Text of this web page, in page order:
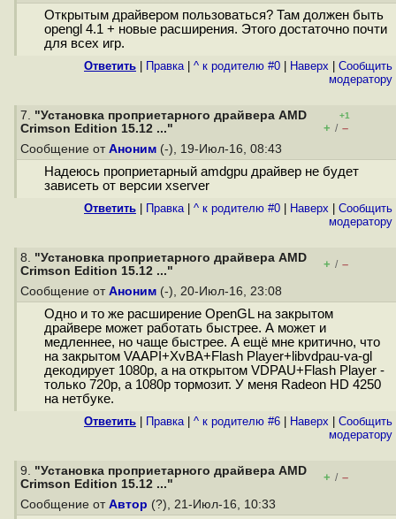
Открытым драйвером пользоваться? Там должен быть
opengl 4.1 + новые расширения. Этого достаточно почти
для всех игр.
Ответить Правка| ^ к родителю #0 Наверх
Cообщить
модератору
7. "Установка проприетарного драйвера AMD
Crimson Edition 15.12 ..."
+1
+ / –
Сообщение от Аноним (-), 19-Июл-16, 08:43
Надеюсь проприетарный amdgpu драйвер не будет
зависеть от версии xserver
Ответить Правка| ^ к родителю #0 Наверх
Cообщить
модератору
8. "Установка проприетарного драйвера AMD
Crimson Edition 15.12 ..."
+ / –
Сообщение от Аноним (-), 20-Июл-16, 23:08
Одно и то же расширение OpenGL на закрытом
драйвере может работать быстрее. А может и
медленнее, но чаще быстрее. А ещё мне критично, что
на закрытом VAAPI+XvBA+Flash Player+libvdpau-va-gl
декодирует 1080p, а на открытом VDPAU+Flash Player -
только 720p, а 1080p тормозит. У меня Radeon HD 4250
на нетбуке.
Ответить Правка| ^ к родителю #6 Наверх
Cообщить
модератору
9. "Установка проприетарного драйвера AMD
Crimson Edition 15.12 ..."
+ / –
Сообщение от Автор (?), 21-Июл-16, 10:33